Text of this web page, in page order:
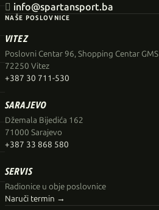
 info@spartansport.ba
NAŠE POSLOVNICE
VITEZ
Poslovni Centar 96, Shopping Centar GMS
72250 Vitez
+387 30 711-530
SARAJEVO
Džemala Bijedića 162
71000 Sarajevo
+387 33 868 580
SERVIS
Radionice u obje poslovnice
Naruči termin →